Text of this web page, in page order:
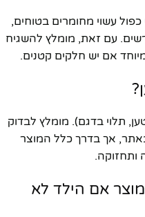
כפול עשוי מחומרים בטוחים,
עם זאת, מומלץ להשגיח
אם יש חלקים קטנים.
תלוי בדגם). מומלץ לבדוק
אך בדרך כלל המוצר
ותחזוקה.
אם הילד לא